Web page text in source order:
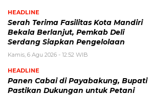
HEADLINE
Serah Terima Fasilitas Kota Mandiri
Bekala Berlanjut, Pemkab Deli
Serdang Siapkan Pengelolaan
Kamis, 6 Agu 2026 - 12:52 WIB
HEADLINE
Panen Cabai di Payabakung, Bupati
Pastikan Dukungan untuk Petani